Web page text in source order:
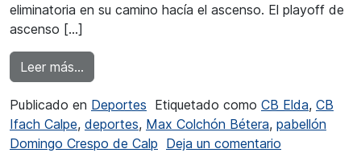
eliminatoria en su camino hacía el ascenso. El playoff de
ascenso […]
Leer más…
Publicado en Deportes Etiquetado como CB Elda, CB
Ifach Calpe, deportes, Max Colchón Bétera, pabellón
Domingo Crespo de Calp Deja un comentario